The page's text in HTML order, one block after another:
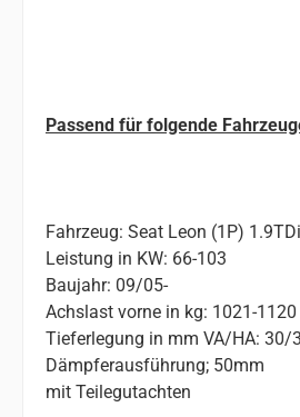
Passend für folgende
Fahrzeug: Seat Leon (1P)
Leistung in KW: 66-103
Baujahr: 09/05-
Achslast vorne in kg: 1021-
Tieferlegung in mm VA/HA: 30/
Dämpferausführung; 50mm
mit Teilegutachten